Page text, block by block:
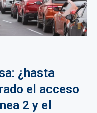
¿hasta
el acceso
2 y el